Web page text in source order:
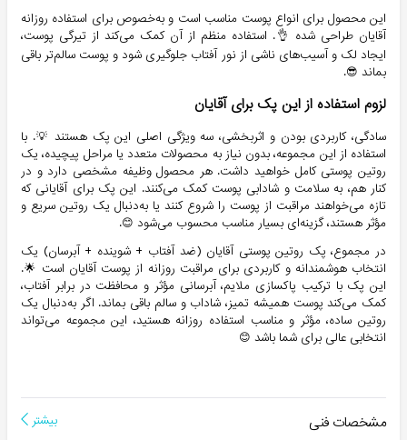
این محصول برای انواع پوست مناسب است و به‌خصوص برای استفاده روزانه
آقایان طراحی شده 👌. استفاده منظم از آن کمک می‌کند از تیرگی پوست،
ایجاد لک و آسیب‌های ناشی از نور آفتاب جلوگیری شود و پوست سالم‌تر باقی
بماند 😎.
لزوم استفاده از این پک برای آقایان
سادگی، کاربردی بودن و اثربخشی، سه ویژگی اصلی این پک هستند 💡. با
استفاده از این مجموعه، بدون نیاز به محصولات متعدد یا مراحل پیچیده، یک
روتین پوستی کامل خواهید داشت. هر محصول وظیفه مشخصی دارد و در
کنار هم، به سلامت و شادابی پوست کمک می‌کنند. این پک برای آقایانی که
تازه می‌خواهند مراقبت از پوست را شروع کنند یا به‌دنبال یک روتین سریع و
مؤثر هستند، گزینه‌ای بسیار مناسب محسوب می‌شود 😊.
در مجموع، پک روتین پوستی آقایان (ضد آفتاب + شوینده + آبرسان) یک
انتخاب هوشمندانه و کاربردی برای مراقبت روزانه از پوست آقایان است 🌟.
این پک با ترکیب پاکسازی ملایم، آبرسانی مؤثر و محافظت در برابر آفتاب،
کمک می‌کند پوست همیشه تمیز، شاداب و سالم باقی بماند. اگر به‌دنبال یک
روتین ساده، مؤثر و مناسب استفاده روزانه هستید، این مجموعه می‌تواند
انتخابی عالی برای شما باشد 😊
مشخصات فنی بیشتر